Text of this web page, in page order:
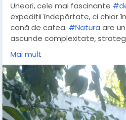
Uneori, cele mai fascinante
expediții îndepărtate, ci chiar
cană de cafea. #Natura are
ascunde complexitate,
cele mai mici forme de viață,
uimitoare este lumea pe lăngă
grăbiți.
#MantisReligiosa
#insecte
#cocon
https://www.mihaelatoila.ro/
calugarita-mantis-
Mai mult